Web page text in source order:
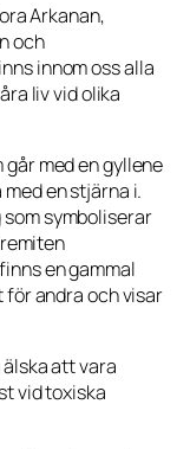
Arkanan,
och
innom oss alla
liv vid olika
går med en gyllene
en stjärna i.
som symboliserar
en gammal
för andra och visar
älska att vara
vid toxiska